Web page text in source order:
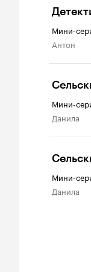
Мини-
Антон
Мини-
Данила
Мини-
Данила